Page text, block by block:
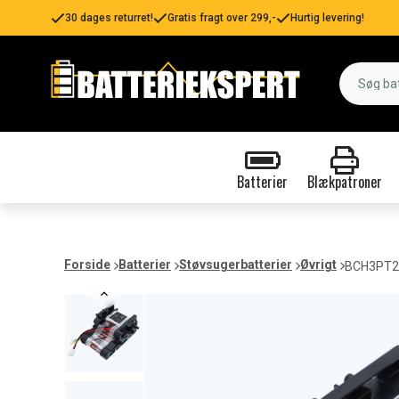
30 dages returret! Gratis fragt over 299,- Hurtig levering!
Batterier Blækpatroner
Forside Batterier Støvsugerbatterier Øvrigt